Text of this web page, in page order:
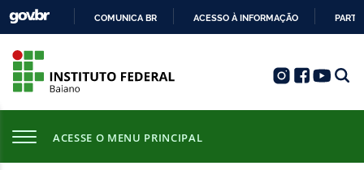
COMUNICA BR ACESSO À INFORMAÇÃO
ACESSE O MENU PRINCIPAL